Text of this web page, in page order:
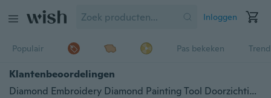
Inloggen
Populair Pas bekeken
Klantenbeoordelingen
Diamond Embroidery Diamond Painting Tool Doorzichtige plastic opbergdoos (64/28 slots)